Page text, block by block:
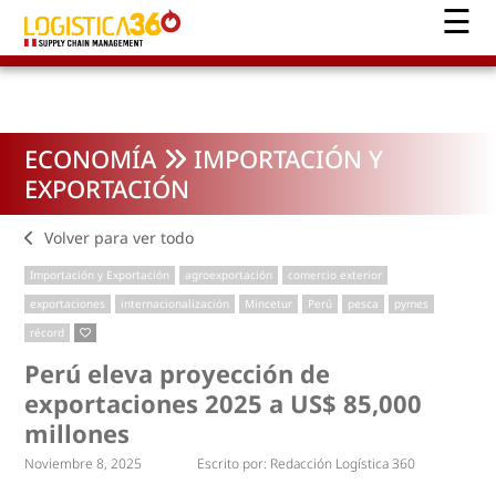
ECONOMÍA
IMPORTACIÓN Y
EXPORTACIÓN
Volver para ver todo
Importación y Exportación agroexportación
comercio exterior
exportaciones
internacionalización Mincetur Perú pesca
pymes
récord
Perú eleva proyección de
exportaciones 2025 a US$ 85,000
millones
Noviembre 8, 2025 Escrito por: Redacción Logística 360